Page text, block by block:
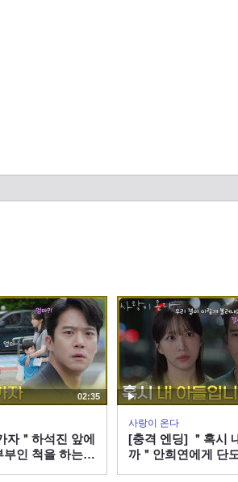
02:35
자＂하석진 앞에
부인 척을 하는
사랑이 온다
[충격 엔딩] ＂혹시
까＂안희연에게 단